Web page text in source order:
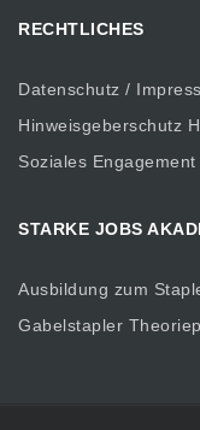
RECHTLICHES
Datenschutz /
Hinweisgeberschutz
Soziales Engagement
STARKE JOBS
Ausbildung zum
Gabelstapler